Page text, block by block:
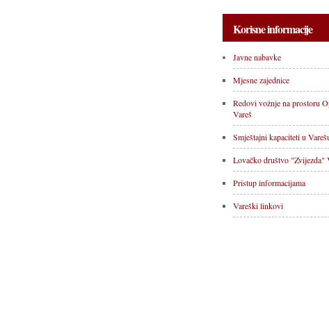
Korisne informacije
Javne nabavke
Mjesne zajednice
Redovi vožnje na prostoru
Vareš
Smještajni kapaciteti u
Lovačko društvo "Zvijezda"
Pristup informacijama
Vareški linkovi